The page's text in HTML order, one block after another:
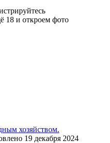
18 и откроем фото
хозяйством.
19 декабря 2024